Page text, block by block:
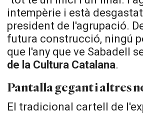
intempèrie i està
president de l'agrupació.
futura construcció, ningú
que l'any que ve Sabadell
de la Cultura Catalana.
Pantalla gegant i altres
El tradicional cartell de